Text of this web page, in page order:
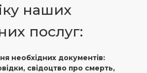
наших
послуг:
необхідних документів:
свідоцтво про смерть,